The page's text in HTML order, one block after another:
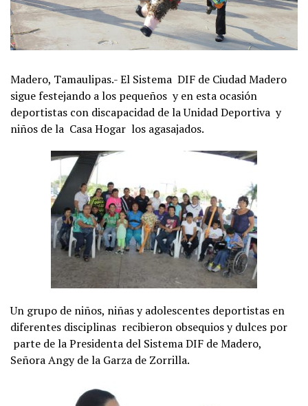
Madero, Tamaulipas.- El Sistema DIF de Ciudad Madero
sigue festejando a los pequeños y en esta ocasión
deportistas con discapacidad de la Unidad Deportiva y
niños de la Casa Hogar los agasajados.
Un grupo de niños, niñas y adolescentes deportistas en
diferentes disciplinas recibieron obsequios y dulces por
parte de la Presidenta del Sistema DIF de Madero,
Señora Angy de la Garza de Zorrilla.